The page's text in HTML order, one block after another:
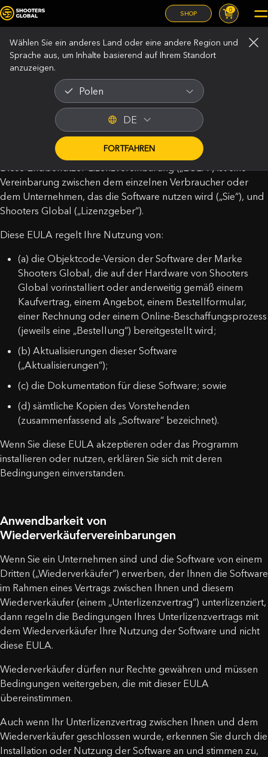
SHOP 0
Wählen Sie ein anderes Land oder eine andere Region und
Sprache aus, um Inhalte basierend auf Ihrem Standort
anzuzeigen.
Polen
DE
FORTFAHREN
Rechtliches Menü
Endbenutzer-
Lizenzvereinbarung (EULA)
Zuletzt aktualisiert: 2. März 2026
Diese Endbenutzer-Lizenzvereinbarung („EULA“) ist eine
Vereinbarung zwischen dem einzelnen Verbraucher oder
dem Unternehmen, das die Software nutzen wird („Sie“), und
Shooters Global („Lizenzgeber“).
Diese EULA regelt Ihre Nutzung von:
(a) die Objektcode-Version der Software der Marke
Shooters Global, die auf der Hardware von Shooters
Global vorinstalliert oder anderweitig gemäß einem
Kaufvertrag, einem Angebot, einem Bestellformular,
einer Rechnung oder einem Online-Beschaffungsprozess
(jeweils eine „Bestellung“) bereitgestellt wird;
(b) Aktualisierungen dieser Software
(„Aktualisierungen“);
(c) die Dokumentation für diese Software; sowie
(d) sämtliche Kopien des Vorstehenden
(zusammenfassend als „Software“ bezeichnet).
Wenn Sie diese EULA akzeptieren oder das Programm
installieren oder nutzen, erklären Sie sich mit deren
Bedingungen einverstanden.
Anwendbarkeit von
Wiederverkäufervereinbarungen
Wenn Sie ein Unternehmen sind und die Software von einem
Dritten („Wiederverkäufer“) erwerben, der Ihnen die Software
im Rahmen eines Vertrags zwischen Ihnen und diesem
Wiederverkäufer (einem „Unterlizenzvertrag“) unterlizenziert,
dann regeln die Bedingungen Ihres Unterlizenzvertrags mit
dem Wiederverkäufer Ihre Nutzung der Software und nicht
diese EULA.
Wiederverkäufer dürfen nur Rechte gewähren und müssen
Bedingungen weitergeben, die mit dieser EULA
übereinstimmen.
Auch wenn Ihr Unterlizenzvertrag zwischen Ihnen und dem
Wiederverkäufer geschlossen wurde, erkennen Sie durch die
Installation oder Nutzung der Software an und stimmen zu,